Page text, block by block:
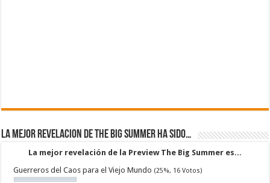
La mejor revelacion de The Big Summer ha sido…
La mejor revelación de la Preview The Big Summer es...
Guerreros del Caos para el Viejo Mundo (25%, 16 Votos)